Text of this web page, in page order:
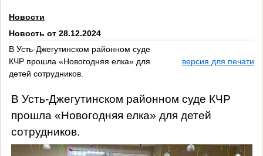
Новости
Новость от 28.12.2024
В Усть-Джегутинском районном суде
КЧР прошла «Новогодняя елка» для
детей сотрудников.
версия для печати
В Усть-Джегутинском районном суде КЧР
прошла «Новогодняя елка» для детей
сотрудников.